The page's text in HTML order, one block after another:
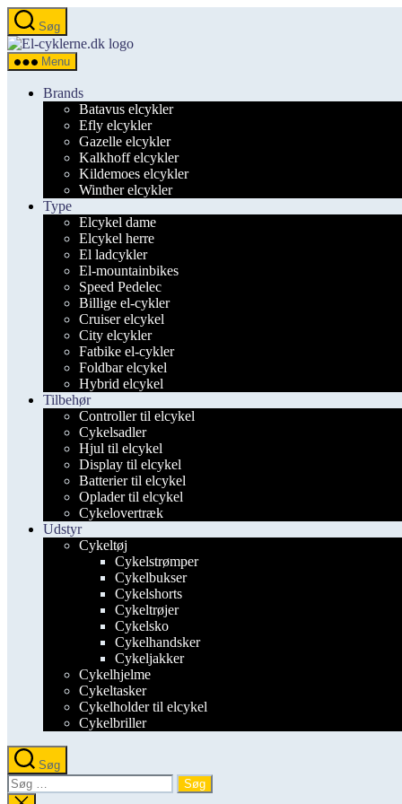
Spring
til
indholdet
Søg
el-
Menu
Brands
Batavus elcykler
Efly elcykler
Gazelle elcykler
Kalkhoff elcykler
Kildemoes elcykler
Winther elcykler
Type
Elcykel dame
Elcykel herre
El ladcykler
El-mountainbikes
Speed Pedelec
Billige el-cykler
Cruiser elcykel
City elcykler
Fatbike el-cykler
Foldbar elcykel
Hybrid elcykel
Tilbehør
Controller til elcykel
Cykelsadler
Hjul til elcykel
Display til elcykel
Batterier til elcykel
Oplader til elcykel
Cykelovertræk
Udstyr
Cykeltøj
Cykelstrømper
Cykelbukser
Cykelshorts
Cykeltrøjer
Cykelsko
Cykelhandsker
Cykeljakker
Cykelhjelme
Cykeltasker
Cykelholder til elcykel
Cykelbriller
Søg
Søg
efter: